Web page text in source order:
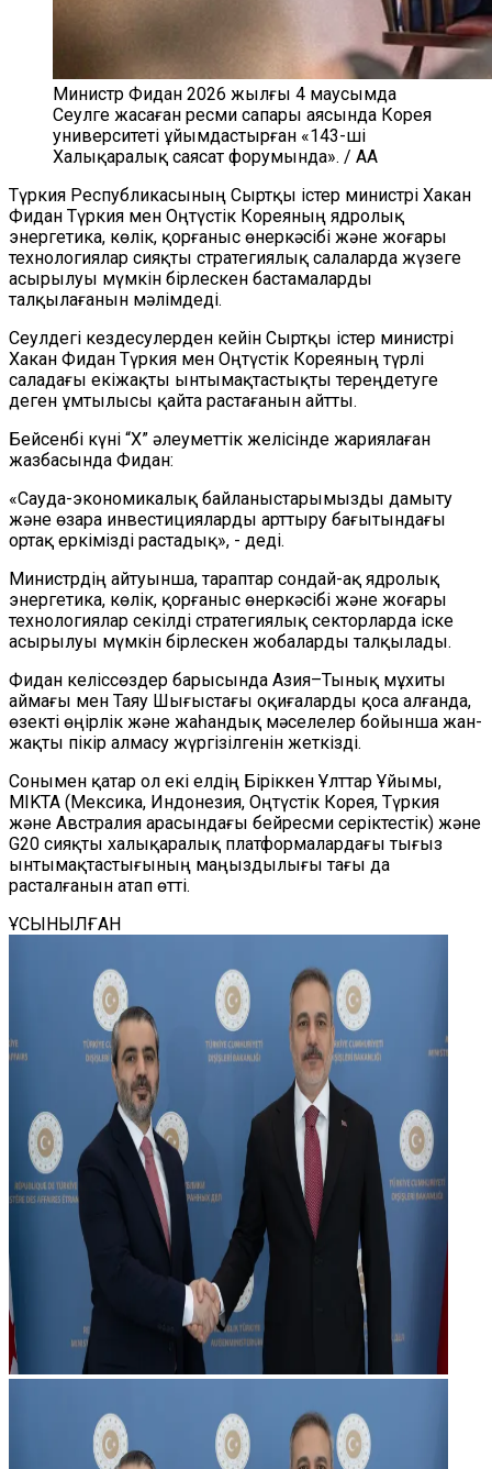
Министр Фидан 2026 жылғы 4 маусымда
Сеулге жасаған ресми сапары аясында Корея
университеті ұйымдастырған «143-ші
Халықаралық саясат форумында». / AA
Түркия Республикасының Сыртқы істер министрі Хакан
Фидан Түркия мен Оңтүстік Кореяның ядролық
энергетика, көлік, қорғаныс өнеркәсібі және жоғары
технологиялар сияқты стратегиялық салаларда жүзеге
асырылуы мүмкін бірлескен бастамаларды
талқылағанын мәлімдеді.
Сеулдегі кездесулерден кейін Сыртқы істер министрі
Хакан Фидан Түркия мен Оңтүстік Кореяның түрлі
саладағы екіжақты ынтымақтастықты тереңдетуге
деген ұмтылысы қайта растағанын айтты.
Бейсенбі күні “X” әлеуметтік желісінде жариялаған
жазбасында Фидан:
«Сауда-экономикалық байланыстарымызды дамыту
және өзара инвестицияларды арттыру бағытындағы
ортақ еркімізді растадық», - деді.
Министрдің айтуынша, тараптар сондай-ақ ядролық
энергетика, көлік, қорғаныс өнеркәсібі және жоғары
технологиялар секілді стратегиялық секторларда іске
асырылуы мүмкін бірлескен жобаларды талқылады.
Фидан келіссөздер барысында Азия–Тынық мұхиты
аймағы мен Таяу Шығыстағы оқиғаларды қоса алғанда,
өзекті өңірлік және жаһандық мәселелер бойынша жан-
жақты пікір алмасу жүргізілгенін жеткізді.
Сонымен қатар ол екі елдің Біріккен Ұлттар Ұйымы,
MIKTA (Мексика, Индонезия, Оңтүстік Корея, Түркия
және Австралия арасындағы бейресми серіктестік) және
G20 сияқты халықаралық платформалардағы тығыз
ынтымақтастығының маңыздылығы тағы да
расталғанын атап өтті.
ҰСЫНЫЛҒАН